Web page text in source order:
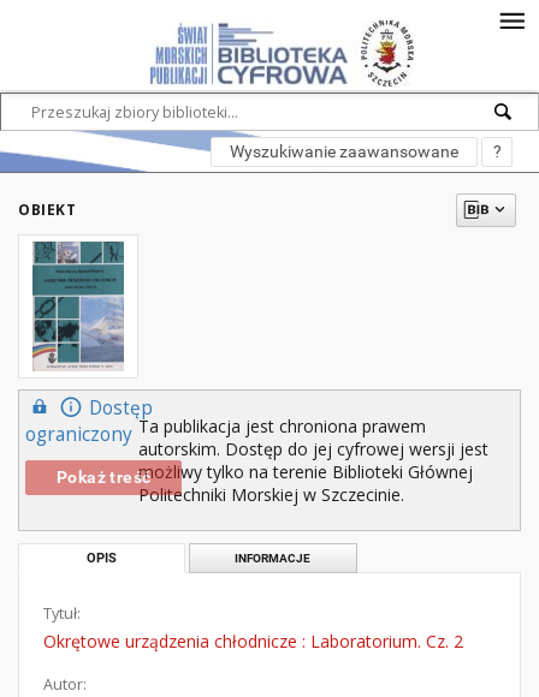
Wyszukiwanie zaawansowane ?
OBIEKT
Dostęp
ograniczony
Pokaż treść
Ta publikacja jest chroniona prawem
autorskim. Dostęp do jej cyfrowej wersji jest
możliwy tylko na terenie Biblioteki Głównej
Politechniki Morskiej w Szczecinie.
OPIS INFORMACJE
Tytuł:
Okrętowe urządzenia chłodnicze : Laboratorium. Cz. 2
Autor: